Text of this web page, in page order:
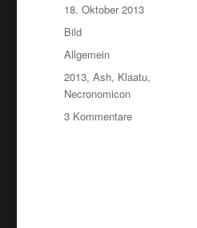
Veröffentlicht
am
18. Oktober 2013
Format
Bild
Kategorien
Allgemein
Schlagwörter
2013,Ash, Klaatu,
Necronomicon
3 Kommentarezu